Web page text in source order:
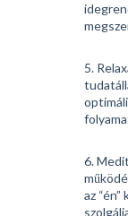
5.
6.
az